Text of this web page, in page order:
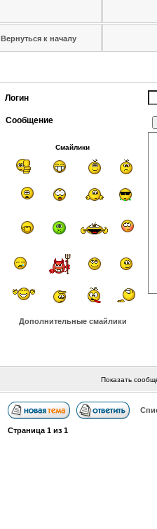
Вернуться к началу
Логин
Сообщение
Смайлики
Дополнительные смайлики
Показать
Страница 1из 1